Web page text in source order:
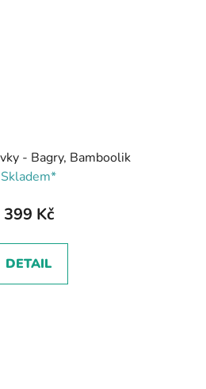
- Bagry, Bamboolik
Skladem*
399 Kč
DETAIL